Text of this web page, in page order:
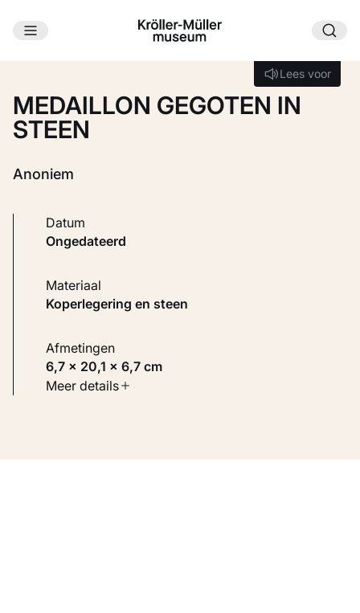
Ga naar hoofdinhoud
Lees voor
Lees voor
MEDAILLON GEGOTEN IN
STEEN
Anoniem
Datum
ongedateerd
Materiaal
Koperlegering en steen
Afmetingen
6,7 × 20,1 × 6,7 cm
Soort werk
Meer details